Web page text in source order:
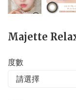
Majette
度數